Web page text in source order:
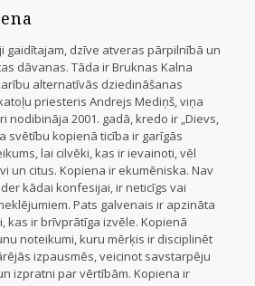
gaidītajam, dzīve atveras pārpilnībā un
dāvanas. Tāda ir Bruknas Kalna
alternatīvās dziedināšanas
priesteris Andrejs Mediņš, viņa
nodibināja 2001. gadā, kredo ir „Dievs,
svētību kopienā ticība ir garīgās
lai cilvēki, kas ir ievainoti, vēl
un citus. Kopiena ir ekumēniska. Nav
kādai konfesijai, ir neticīgs vai
Pats galvenais ir apzināta
kas ir brīvprātīga izvēle. Kopienā
noteikumi, kuru mērķis ir disciplinēt
izpausmēs, veicinot savstarpēju
izpratni par vērtībām. Kopiena ir